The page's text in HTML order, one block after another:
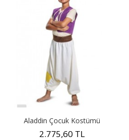
Aladdin Çocuk Kostümü
2.775,60 TL